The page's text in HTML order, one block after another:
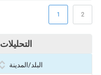
التحليلات
1 2
البلد/المدينة